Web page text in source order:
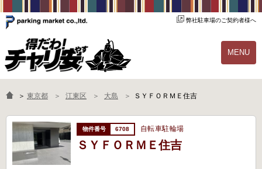
弊社駐車場のご契約者様へ
MENU
物件一覧 ご契約の流れ
よくあるご質問 駐輪場オーナー様へ
＞ 東京都 江東区 大島 ＳＹＦＯＲＭＥ住吉
6708 自転車駐輪場
ＳＹＦＯＲＭＥ住吉